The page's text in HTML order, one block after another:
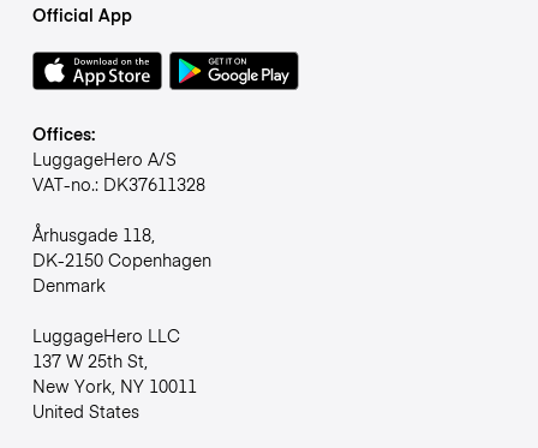
Official App
Offices:
LuggageHero A/S
VAT-no.: DK37611328
Århusgade 118,
DK-2150 Copenhagen
Denmark
LuggageHero LLC
137 W 25th St,
New York, NY 10011
United States